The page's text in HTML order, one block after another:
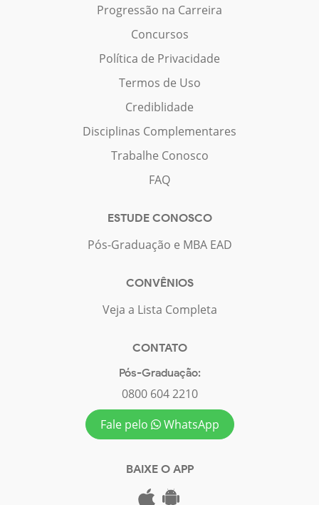
Progressão na Carreira
Concursos
Política de Privacidade
Termos de Uso
Crediblidade
Disciplinas Complementares
Trabalhe Conosco
FAQ
ESTUDE CONOSCO
Pós-Graduação e MBA EAD
CONVÊNIOS
Veja a Lista Completa
CONTATO
Pós-Graduação:
0800 604 2210
Fale pelo
WhatsApp
BAIXE O APP